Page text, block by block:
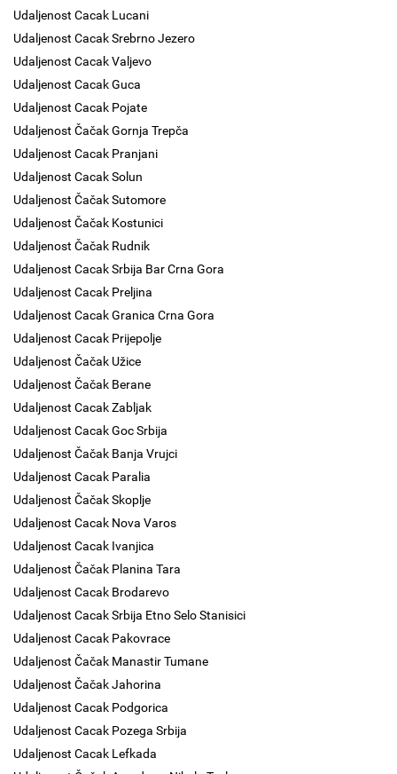
Udaljenost Cacak Lucani
Udaljenost Cacak Srebrno Jezero
Udaljenost Cacak Valjevo
Udaljenost Cacak Guca
Udaljenost Cacak Pojate
Udaljenost Čačak Gornja Trepča
Udaljenost Cacak Pranjani
Udaljenost Cacak Solun
Udaljenost Čačak Sutomore
Udaljenost Čačak Kostunici
Udaljenost Čačak Rudnik
Udaljenost Cacak Srbija Bar Crna Gora
Udaljenost Cacak Preljina
Udaljenost Cacak Granica Crna Gora
Udaljenost Cacak Prijepolje
Udaljenost Čačak Užice
Udaljenost Čačak Berane
Udaljenost Cacak Zabljak
Udaljenost Cacak Goc Srbija
Udaljenost Čačak Banja Vrujci
Udaljenost Cacak Paralia
Udaljenost Čačak Skoplje
Udaljenost Cacak Nova Varos
Udaljenost Cacak Ivanjica
Udaljenost Čačak Planina Tara
Udaljenost Cacak Brodarevo
Udaljenost Cacak Srbija Etno Selo Stanisici
Udaljenost Cacak Pakovrace
Udaljenost Čačak Manastir Tumane
Udaljenost Čačak Jahorina
Udaljenost Cacak Podgorica
Udaljenost Cacak Pozega Srbija
Udaljenost Cacak Lefkada